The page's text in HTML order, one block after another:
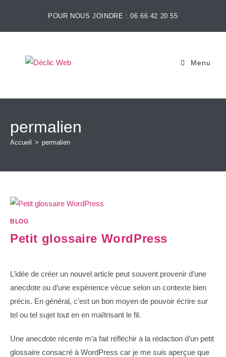
POUR NOUS JOINDRE : 06 66 42 20 55
Menu
permalien
Accueil > permalien
BLOG
Petit glossaire WordPress
L’idée de créer un nouvel article peut souvent provenir d’une
anecdote ou d’une expérience vécue selon un contexte bien
précis. En général, c’est un bon moyen de pouvoir écrire sur
tel ou tel sujet tout en en maîtrisant le fil.
Une anecdote récente m’a fait réfléchir à la rédaction d’un petit
glossaire consacré à WordPress car je me suis aperçue que